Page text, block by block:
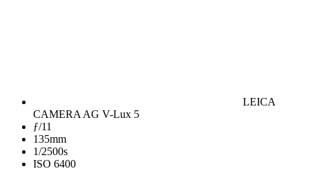
LEICA
CAMERA AG V-Lux 5
ƒ/11
135mm
1/2500s
ISO 6400